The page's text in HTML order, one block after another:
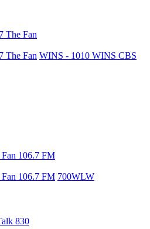
The Fan
The Fan WINS - 1010 WINS CBS
106.7 FM
106.7 FM 700WLW
830